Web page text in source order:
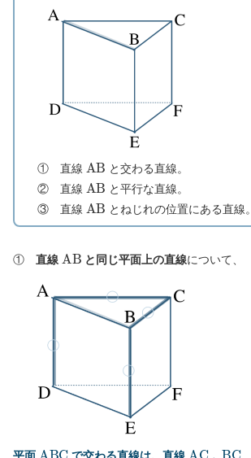
① 直線 A B と交わる直線。
② 直線
A B と平行な直線。
③ 直線
A B とねじれの位置にある直線。
① 直線 A B と同じ平面上の直線について、
A BC A C BC